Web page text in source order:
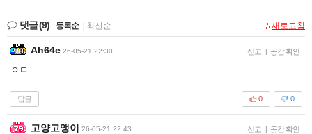
댓글(9) 등록순 최신순 새로고침
Ah64e 26-05-21 22:30 신고 | 공감 확인
ㅇㄷ
답글 0
0
고양고앵이 26-05-21 22:43 신고 | 공감 확인